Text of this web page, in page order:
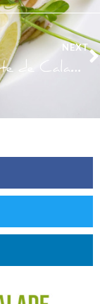
NEXT
Brochette de Calamars